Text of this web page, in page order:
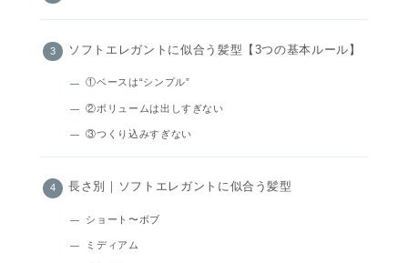
ソフトエレガントに似合う髪型【3つの基本ルール】
①ベースは“シンプル”
②ボリュームは出しすぎない
③つくり込みすぎない
長さ別｜ソフトエレガントに似合う髪型
ショート〜ボブ
ミディアム